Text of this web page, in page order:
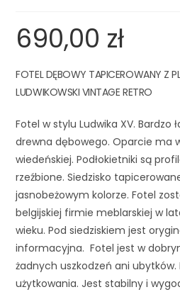
690,00 zł
FOTEL DĘBOWY TAPICEROWANY Z
LUDWIKOWSKI VINTAGE RETRO
Fotel w stylu Ludwika XV. Bardzo
drewna dębowego. Oparcie ma
wiedeńskiej. Podłokietniki są
rzeźbione. Siedzisko
jasnobeżowym kolorze. Fotel
belgijskiej firmie meblarskiej w
wieku. Pod siedziskiem jest
informacyjna.  Fotel jest w
żadnych uszkodzeń ani
użytkowania. Jest stabilny i